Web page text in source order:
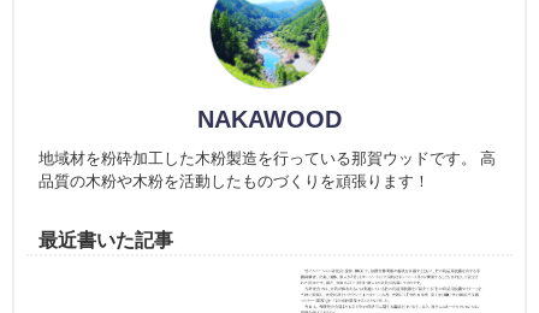
NAKAWOOD
地域材を粉砕加工した木粉製造を行っている那賀ウッドです。 高
品質の木粉や木粉を活動したものづくりを頑張ります！
最近書いた記事